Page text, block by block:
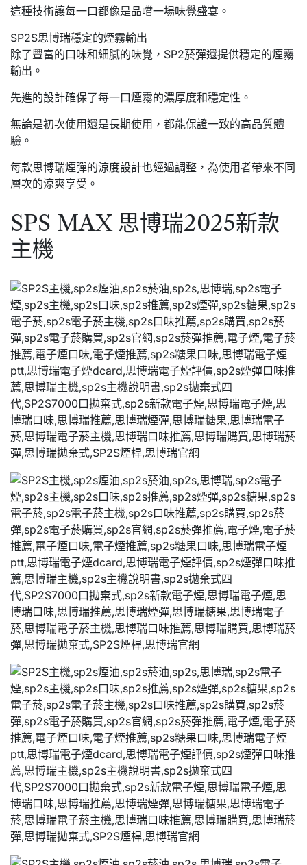
這種技術讓每一口都像是品嚐一場味覺盛宴。
SP2S思博瑞穩定的煙霧輸出
除了豐富的口味和細膩的味覺，SP2菸彈還提供穩定的煙霧
輸出。
先進的設計確保了每一口煙霧的濃厚度和穩定性。
無論是初次使用還是長期使用，都能保證一致的高品質體
驗。
每款思博瑞煙彈的涼度設計也經過調整，為使用者帶來不同
層次的涼爽享受。
SPS MAX 思博瑞2025新款
主機